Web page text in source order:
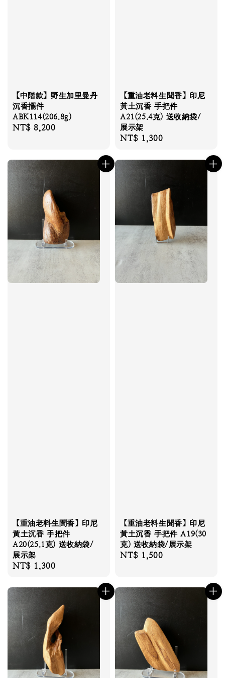
【中階款】野生加里曼丹
沉香擺件
ABK114(206.8g)
Regular
NT$ 8,200
【重油老料生聞香】印尼
黃土沉香 手把件
A21(25.4克) 送收納袋/
展示架
Regular
NT$ 1,300
【重油老料生聞香】印尼
黃土沉香 手把件
A20(25.1克) 送收納袋/
展示架
Regular
NT$ 1,300
【重油老料生聞香】印尼
黃土沉香 手把件 A19(30
克) 送收納袋/展示架
Regular
NT$ 1,500